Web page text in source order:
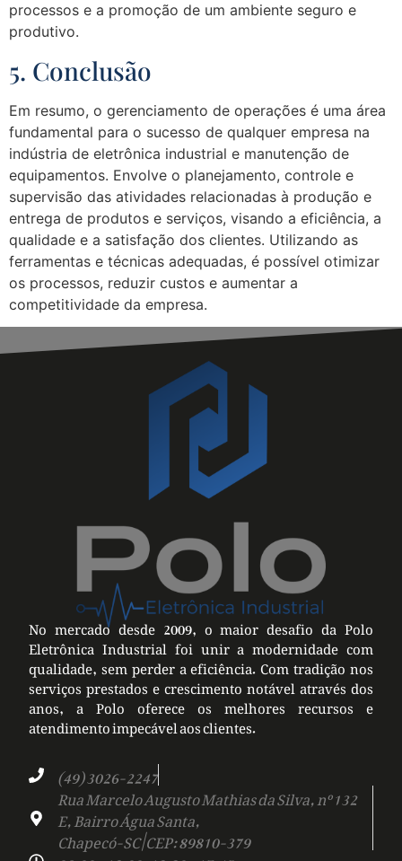
processos e a promoção de um ambiente seguro e
produtivo.
5. Conclusão
Em resumo, o gerenciamento de operações é uma área
fundamental para o sucesso de qualquer empresa na
indústria de eletrônica industrial e manutenção de
equipamentos. Envolve o planejamento, controle e
supervisão das atividades relacionadas à produção e
entrega de produtos e serviços, visando a eficiência, a
qualidade e a satisfação dos clientes. Utilizando as
ferramentas e técnicas adequadas, é possível otimizar
os processos, reduzir custos e aumentar a
competitividade da empresa.
No mercado desde 2009, o maior desafio da Polo
Eletrônica Industrial foi unir a modernidade com
qualidade, sem perder a eficiência. Com tradição nos
serviços prestados e crescimento notável através dos
anos, a Polo oferece os melhores recursos e
atendimento impecável aos clientes.
(49) 3026-2247
Rua Marcelo Augusto Mathias da Silva, nº 132
E, Bairro Água Santa,
Chapecó-SC | CEP: 89810-379